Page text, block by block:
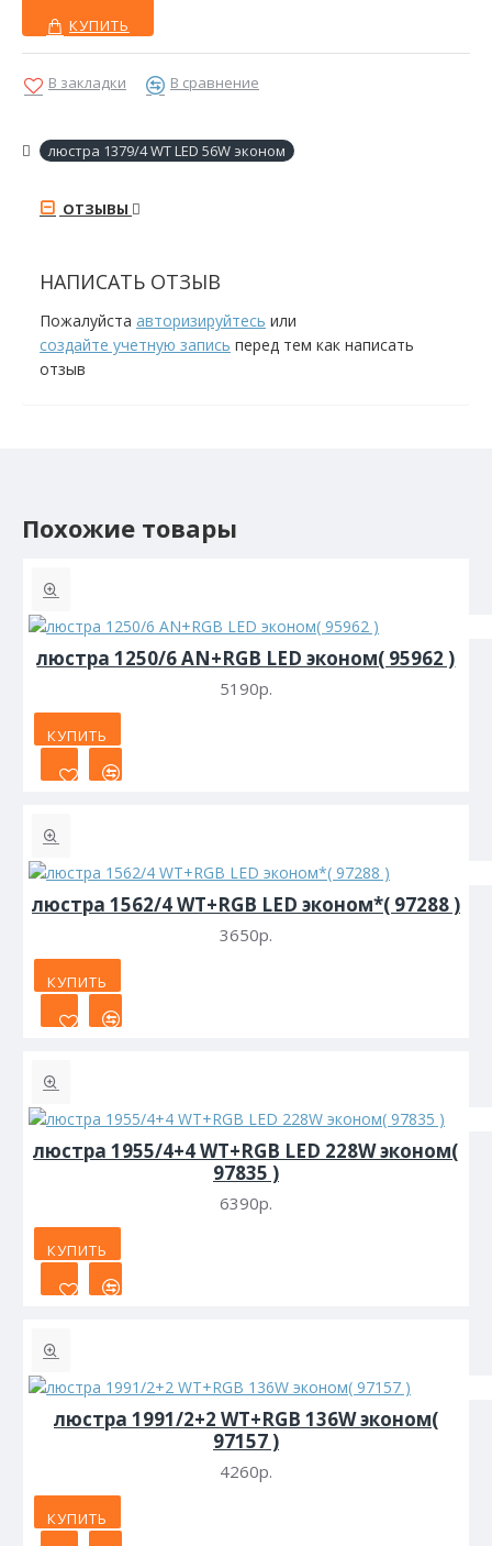
КУПИТЬ
В закладки В сравнение
люстра 1379/4 WT LED 56W эконом
ОТЗЫВЫ
НАПИСАТЬ ОТЗЫВ
Пожалуйста авторизируйтесь или
создайте учетную запись перед тем как написать
отзыв
Похожие товары
люстра 1250/6 AN+RGB LED эконом( 95962 )
5190р.
КУПИТЬ
люстра 1562/4 WT+RGB LED эконом*( 97288 )
3650р.
КУПИТЬ
люстра 1955/4+4 WT+RGB LED 228W эконом(
97835 )
6390р.
КУПИТЬ
люстра 1991/2+2 WT+RGB 136W эконом(
97157 )
4260р.
КУПИТЬ